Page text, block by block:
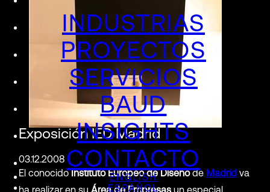
INDUSTRIAS
PROYECTOS
SERVICIOS
BAUD
INSIGHTS
CONTACTO
ENGLISH
ESPAÑOL
Exposición IED Madrid
03.12.2008
El conocidoInstituto Europeo de Diseñode Madrid va
ha realizar en su Área de Empresasun especial